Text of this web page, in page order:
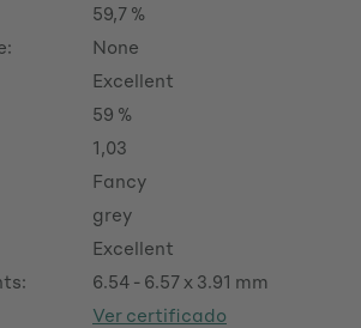
59,7 %
None
Excellent
59 %
1,03
Fancy
grey
Excellent
6.54 - 6.57 x 3.91 mm
Ver certificado